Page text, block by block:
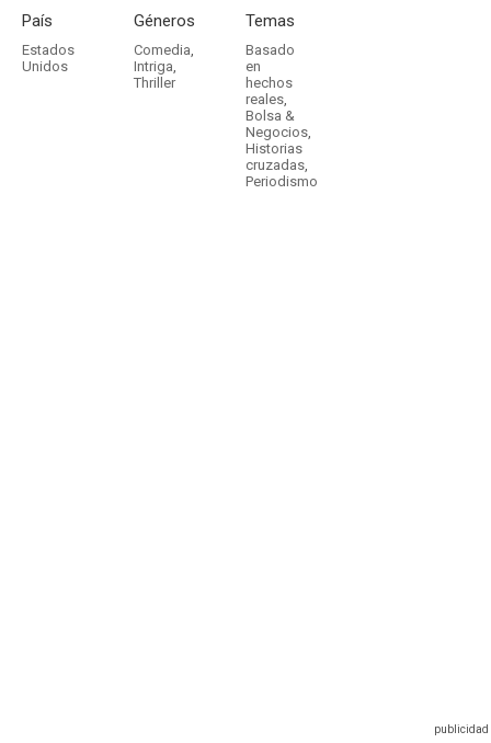
País
Estados
Unidos
Géneros
Comedia,
Intriga,
Thriller
Temas
Basado
en
hechos
reales,
Bolsa &
Negocios,
Historias
cruzadas,
Periodismo